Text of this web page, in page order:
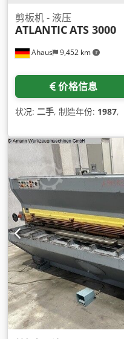
Ahaus 9,452 km
剪板机 - 液压
ATLANTICATS 3000
价格信息
状况: 二手, 制造年份: 1987,